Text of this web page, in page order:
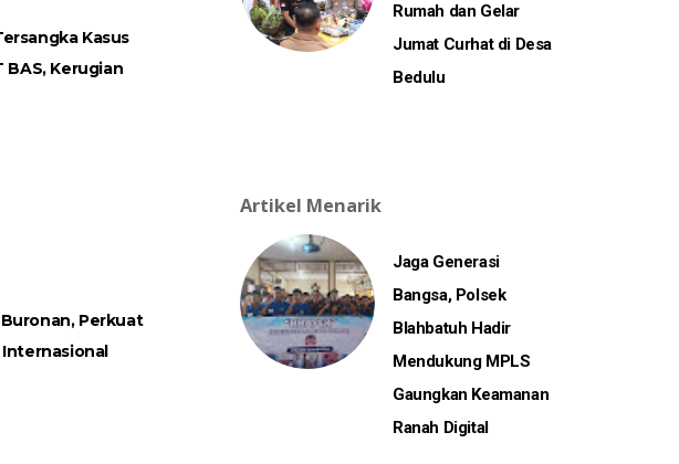
Kasus
BAS, Kerugian
Perkuat
Internasional
Rumah dan Gelar
Jumat Curhat di Desa
Bedulu
Artikel Menarik
Jaga Generasi
Bangsa, Polsek
Blahbatuh Hadir
Mendukung MPLS
Gaungkan Keamanan
Ranah Digital